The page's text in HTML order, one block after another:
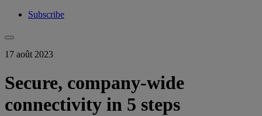
Subscribe
17 août 2023
Secure, company-wide
connectivity in 5 steps